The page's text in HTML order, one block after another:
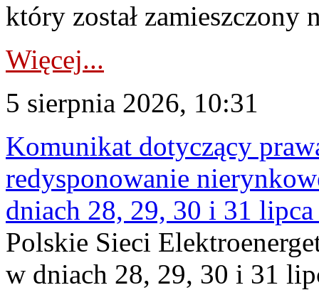
który został zamieszczony
Więcej...
5 sierpnia 2026, 10:31
Komunikat dotyczący
redysponowanie
dniach 28, 29, 30 i 31
Polskie Sieci
w dniach 28, 29, 30 i 31